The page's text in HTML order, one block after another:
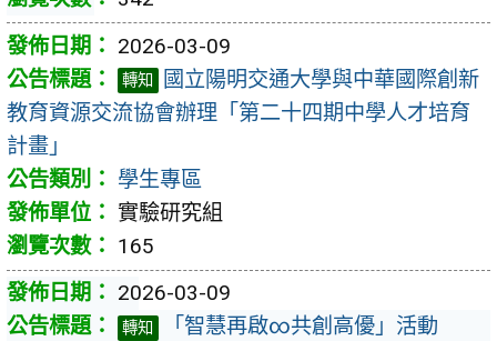
2026-03-09
轉知
國立陽明交通大學與中華國際創新
教育資源交流協會辦理「第二十四期中學人才培育
計畫」
學生專區
實驗研究組
165
2026-03-09
轉知
「智慧再啟∞共創高優」活動